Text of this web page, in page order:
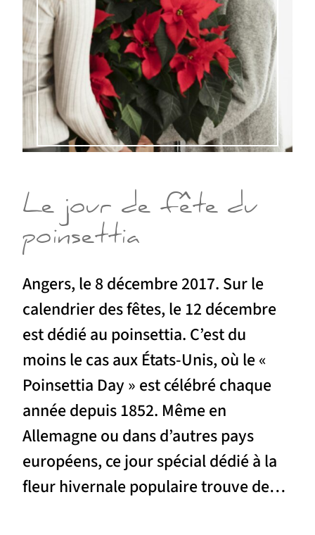
Le jour de fête du
poinsettia
Angers, le 8 décembre 2017. Sur le
calendrier des fêtes, le 12 décembre
est dédié au poinsettia. C’est du
moins le cas aux États-Unis, où le «
Poinsettia Day » est célébré chaque
année depuis 1852. Même en
Allemagne ou dans d’autres pays
européens, ce jour spécial dédié à la
fleur hivernale populaire trouve de…